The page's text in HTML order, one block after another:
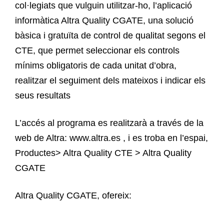
col·legiats que vulguin utilitzar-ho, l’aplicació
informàtica Altra Quality CGATE, una solució
bàsica i gratuïta de control de qualitat segons el
CTE, que permet seleccionar els controls
mínims obligatoris de cada unitat d’obra,
realitzar el seguiment dels mateixos i indicar els
seus resultats
L’accés al programa es realitzarà a través de la
web de Altra: www.altra.es , i es troba en l’espai,
Productes> Altra Quality CTE > Altra Quality
CGATE
Altra Quality CGATE, ofereix: